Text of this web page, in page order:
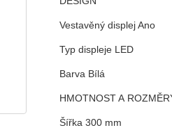
Vestavěný displej Ano
Typ displeje LED
Barva Bílá
HMOTNOST A
Šířka 300 mm